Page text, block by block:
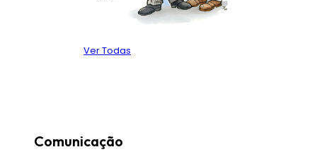
Ver Todas
Comunicação